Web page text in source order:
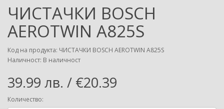
ЧИСТАЧКИ BOSCH
AEROTWIN A825S
Код на продукта: ЧИСТАЧКИ BOSCH AEROTWIN A825S
Наличност: В наличност
39.99 лв. / €20.39
Количество: